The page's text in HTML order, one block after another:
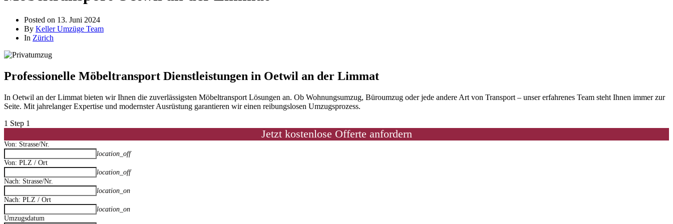
Posted on 13. Juni 2024
By Keller Umzüge Team
In Zürich
Professionelle Möbeltransport Dienstleistungen in Oetwil an der Limmat
In Oetwil an der Limmat bieten wir Ihnen die zuverlässigsten Möbeltransport Lösungen an. Ob Wohnungsumzug, Büroumzug oder jede andere Art von Transport – unser erfahrenes Team steht Ihnen immer zur
Seite. Mit jahrelanger Expertise und modernster Ausrüstung garantieren wir einen reibungslosen Umzugsprozess.
1 Step 1
Jetzt kostenlose Offerte anfordern
Von: Strasse/Nr.
location_off
Von: PLZ / Ort
location_off
Nach: Strasse/Nr.
location_on
Nach: PLZ / Ort
location_on
Umzugsdatum